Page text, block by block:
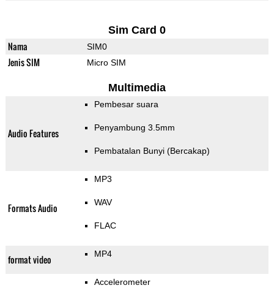
Sim Card 0
Nama SIM0
Jenis SIM Micro SIM
Multimedia
Audio Features
Pembesar suara
Penyambung 3.5mm
Pembatalan Bunyi (Bercakap)
Formats Audio
MP3
WAV
FLAC
format video MP4
Accelerometer